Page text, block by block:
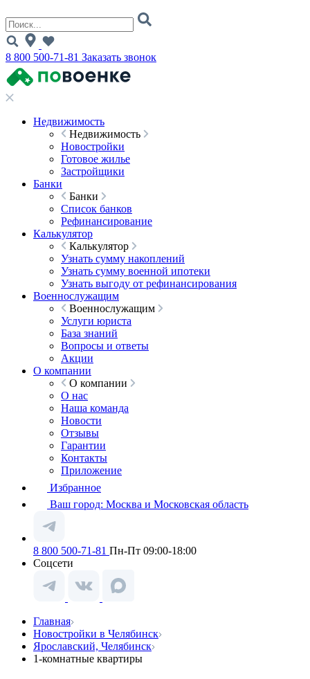
8 800 500-71-81 Заказать звонок
Недвижимость
Недвижимость
Новостройки
Готовое жилье
Застройщики
Банки
Банки
Список банков
Рефинансирование
Калькулятор
Калькулятор
Узнать сумму накоплений
Узнать сумму военной ипотеки
Узнать выгоду от рефинансирования
Военнослужащим
Военнослужащим
Услуги юриста
База знаний
Вопросы и ответы
Акции
О компании
О компании
О нас
Наша команда
Новости
Отзывы
Гарантии
Контакты
Приложение
Избранное
Ваш город: Москва и Московская область
8 800 500-71-81 Пн-Пт 09:00-18:00
Соцсети
Главная
Новостройки в Челябинск
Ярославский, Челябинск
1-комнатные квартиры